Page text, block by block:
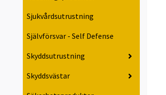
Sjukvårdsutrustning
Självförsvar - Self Defense
Skyddsutrustning
Skyddsvästar